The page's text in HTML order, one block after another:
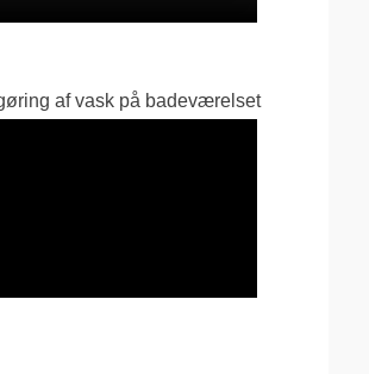
af vask på badeværelset